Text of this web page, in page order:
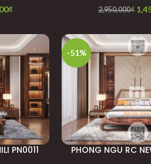
₫ 2,950,000₫
PN0011
-51%
PHONG NGU RC